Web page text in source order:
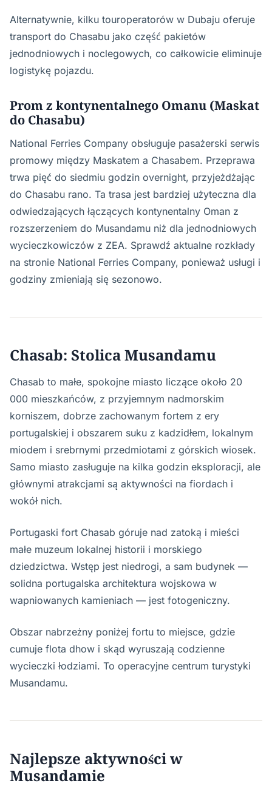
Alternatywnie, kilku touroperatorów w Dubaju oferuje
transport do Chasabu jako część pakietów
jednodniowych i noclegowych, co całkowicie eliminuje
logistykę pojazdu.
Prom z kontynentalnego Omanu (Maskat
do Chasabu)
National Ferries Company obsługuje pasażerski serwis
promowy między Maskatem a Chasabem. Przeprawa
trwa pięć do siedmiu godzin overnight, przyjeżdżając
do Chasabu rano. Ta trasa jest bardziej użyteczna dla
odwiedzających łączących kontynentalny Oman z
rozszerzeniem do Musandamu niż dla jednodniowych
wycieczkowiczów z ZEA. Sprawdź aktualne rozkłady
na stronie National Ferries Company, ponieważ usługi i
godziny zmieniają się sezonowo.
Chasab: Stolica Musandamu
Chasab to małe, spokojne miasto liczące około 20
000 mieszkańców, z przyjemnym nadmorskim
korniszem, dobrze zachowanym fortem z ery
portugalskiej i obszarem suku z kadzidłem, lokalnym
miodem i srebrnymi przedmiotami z górskich wiosek.
Samo miasto zasługuje na kilka godzin eksploracji, ale
głównymi atrakcjami są aktywności na fiordach i
wokół nich.
Portugaski fort Chasab góruje nad zatoką i mieści
małe muzeum lokalnej historii i morskiego
dziedzictwa. Wstęp jest niedrogi, a sam budynek —
solidna portugalska architektura wojskowa w
wapniowanych kamieniach — jest fotogeniczny.
Obszar nabrzeżny poniżej fortu to miejsce, gdzie
cumuje flota dhow i skąd wyruszają codzienne
wycieczki łodziami. To operacyjne centrum turystyki
Musandamu.
Najlepsze aktywności w
Musandamie